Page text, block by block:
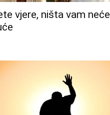
vjere, ništa vam neće